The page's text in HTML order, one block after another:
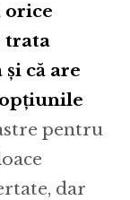
orice
trata
că are
pentru
dar